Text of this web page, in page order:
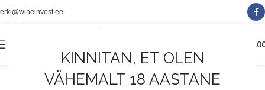
KINNITAN, ET OLEN
VÄHEMALT 18 AASTANE
erki@wineinvest.ee